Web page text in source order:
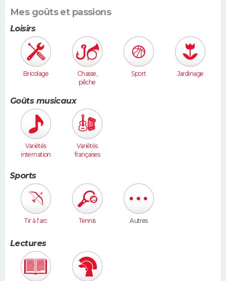
Mes goûts et passions
Loisirs
Bricolage
Chasse,
pêche
Sport Jardinage
Goûts musicaux
Variétés
internation
Variétés
françaises
Sports
Tir à l'arc Tennis Autres
Lectures